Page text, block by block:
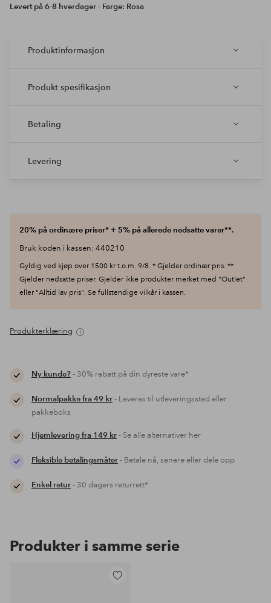
Levert på 6-8 hverdager - Farge: Rosa
Produktinformasjon
Produkt spesifikasjon
Betaling
Levering
20% på ordinære priser* + 5% på allerede nedsatte varer**.
Bruk koden i kassen: 440210
Gyldig ved kjøp over 1500 kr t.o.m. 9/8. * Gjelder ordinær pris. **
Gjelder nedsatte priser. Gjelder ikke produkter merket med "Outlet"
eller "Alltid lav pris". Se fullstendige vilkår i kassen.
Produkterklæring
Ny kunde?- 30% rabatt på din dyreste vare*
Normalpakke fra 49 kr- Leveres til utleveringssted eller
pakkeboks
Hjemlevering fra 149 kr- Se alle alternativer her
Fleksible betalingsmåter- Betale nå, senere eller dele opp
Enkel retur- 30 dagers returrett*
Produkter i samme serie